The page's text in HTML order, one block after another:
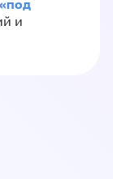
и